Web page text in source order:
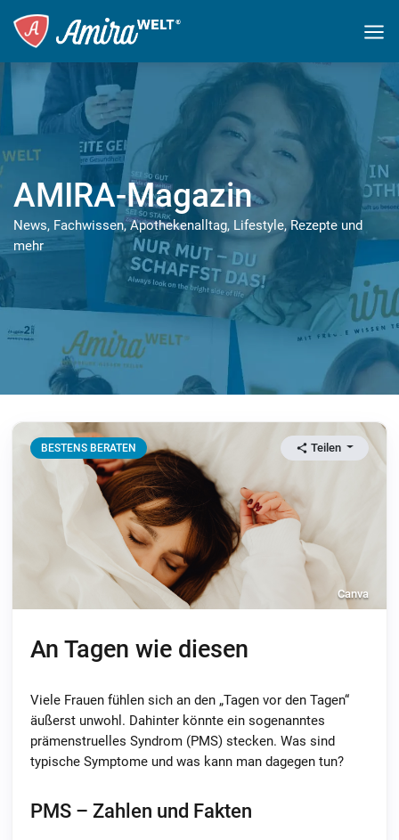
AMIRA-Magazin
News, Fachwissen, Apothekenalltag, Lifestyle, Rezepte und
mehr
Canva
BESTENS BERATEN Teilen
An Tagen wie diesen
Viele Frauen fühlen sich an den „Tagen vor den Tagen“
äußerst unwohl. Dahinter könnte ein sogenanntes
prämenstruelles Syndrom (PMS) stecken. Was sind
typische Symptome und was kann man dagegen tun?
PMS – Zahlen und Fakten